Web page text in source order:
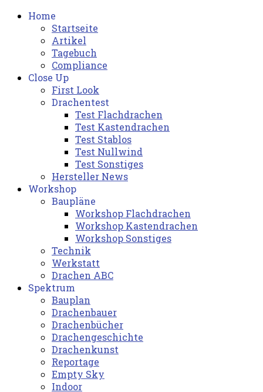
Home
Startseite
Artikel
Tagebuch
Compliance
Close Up
First Look
Drachentest
Test Flachdrachen
Test Kastendrachen
Test Stablos
Test Nullwind
Test Sonstiges
Hersteller News
Workshop
Baupläne
Workshop Flachdrachen
Workshop Kastendrachen
Workshop Sonstiges
Technik
Werkstatt
Drachen ABC
Spektrum
Bauplan
Drachenbauer
Drachenbücher
Drachengeschichte
Drachenkunst
Reportage
Empty Sky
Indoor